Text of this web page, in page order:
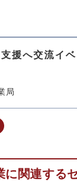
援へ交流イベ
局
に関連する